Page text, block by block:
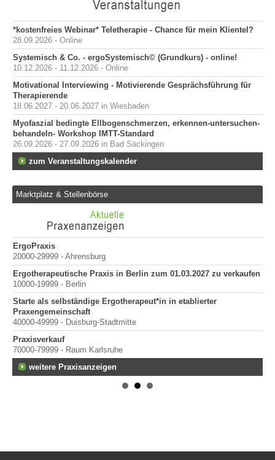
*kostenfreies Webinar* Teletherapie - Chance für mein Klientel?
28.09.2026 - Online
Systemisch & Co. - ergoSystemisch© (Grundkurs) - online!
10.12.2026 - 11.12.2026 - Online
Motivational Interviewing - Motivierende Gesprächsführung für
Therapierende
18.06.2027 - 20.06.2027 in Wiesbaden
Myofaszial bedingte Ellbogenschmerzen, erkennen-untersuchen-
behandeln- Workshop IMTT-Standard
26.09.2026 - 27.09.2026 in Bad Säckingen
zum Veranstaltungskalender
Marktplatz & Stellenbörse
ErgoPraxis
20000-29999 - Ahrensburg
Ergotherapeutische Praxis in Berlin zum 01.03.2027 zu verkaufen
10000-19999 - Berlin
Starte als selbständige Ergotherapeut*in in etablierter
Praxengemeinschaft
40000-49999 - Duisburg-Stadtmitte
Praxisverkauf
70000-79999 - Raum Karlsruhe
weitere Praxisanzeigen